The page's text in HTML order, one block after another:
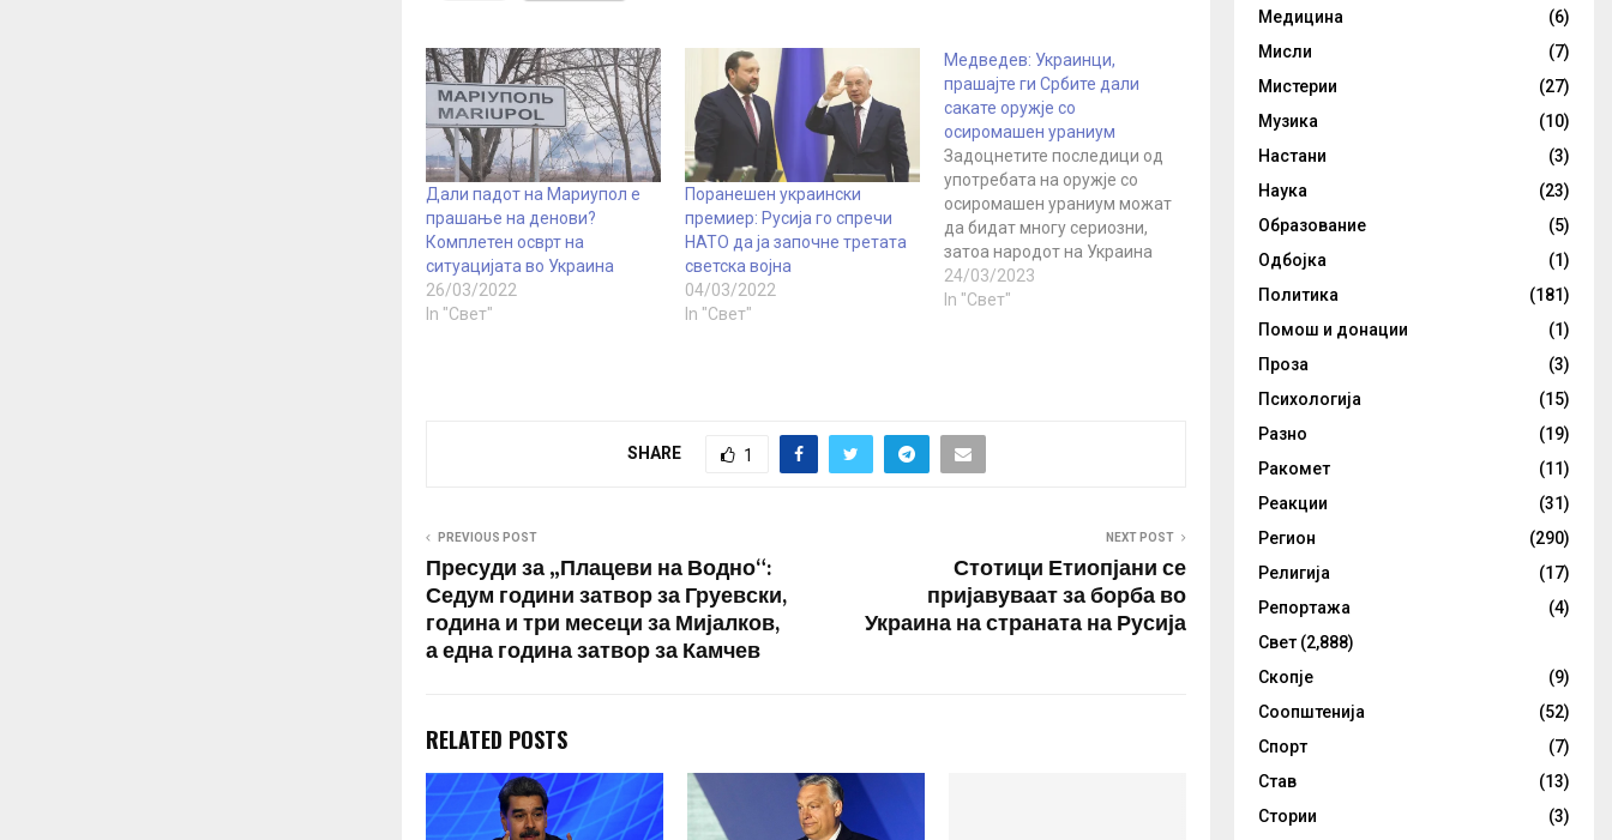
Дали падот на Мариупол е
прашање на денови?
Комплетен осврт на
ситуацијата во Украина
26/03/2022
In "Свет"
Поранешен украински
премиер: Русија го спречи
НАТО да ја започне третата
светска војна
04/03/2022
In "Свет"
Медведев: Украинци,
прашајте ги Србите дали
сакате оружје со
осиромашен ураниум
Задоцнетите последици од
употребата на оружје со
осиромашен ураниум можат
да бидат многу сериозни,
затоа народот на Украина
треба да размисли дали тоа
го сака, изјави заменик-
24/03/2023
In "Свет"
SHARE 1
PREVIOUS POST
Пресуди за „Плацеви на Водно“:
Седум години затвор за Груевски,
година и три месеци за Мијалков,
а една година затвор за Камчев
NEXT POST
Стотици Етиопјани се
пријавуваат за борба во
Украина на страната на Русија
RELATED POSTS
Медицина
(6)
Мисли
(7)
Мистерии
(27)
Музика
(10)
Настани
(3)
Наука
(23)
Образование
(5)
Одбојка
(1)
Политика
(181)
Помош и донации
(1)
Проза
(3)
Психологија
(15)
Разно
(19)
Ракомет
(11)
Реакции
(31)
Регион
(290)
Религија
(17)
Репортажа
(4)
Свет (2,888)
Скопје
(9)
Соопштенија
(52)
Спорт
(7)
Став
(13)
Стории
(3)